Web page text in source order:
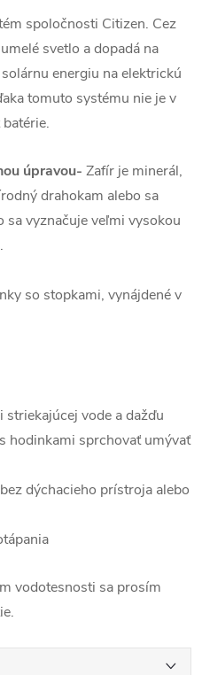
spoločnosti Citizen. Cez
svetlo a dopadá na
energiu na elektrickú
tomuto systému nie je v
úpravou- Zafír je minerál,
drahokam alebo sa
sa vyznačuje veľmi vysokou
so stopkami, vynájdené v
vode a dažďu
sprchovať umývať
dýchacieho prístroja alebo
vodotesnosti sa prosím